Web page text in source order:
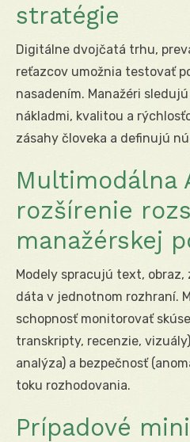
stratégie
Digitálne dvojčatá trhu,
reťazcov umožnia testovať
nasadením. Manažéri
nákladmi, kvalitou a
zásahy človeka a definujú
Multimodálna
rozšírenie
manažérskej
Modely spracujú text,
dáta v jednotnom rozhraní.
schopnosť monitorovať
transkripty, recenzie,
analýza) a bezpečnosť
toku rozhodovania.
Prípadové